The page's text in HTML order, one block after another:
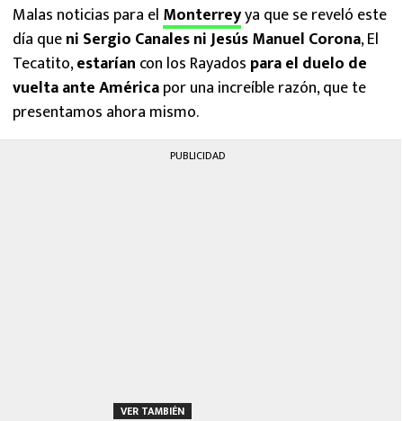
Malas noticias para el Monterreyya que se reveló este
día queni Sergio Canales ni Jesús Manuel Corona, El
Tecatito,estarían con los Rayados para el duelo de
vuelta ante Américapor una increíble razón, que te
presentamos ahora mismo.
PUBLICIDAD
VER TAMBIÉN